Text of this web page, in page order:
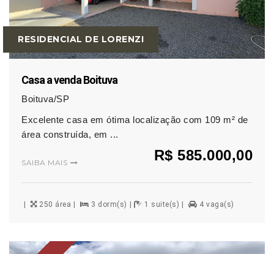
RESIDENCIAL DE LORENZI
Casa a venda Boituva
Boituva/SP
Excelente casa em ótima localização com 109 m² de
área construída, em ...
R$ 585.000,00
SAIBA MAIS
250 área 3 dorm(s) 1 suite(s) 4 vaga(s)